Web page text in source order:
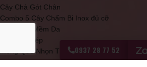
Cây Chà Gót Chân
Combo 5 Cây Chấm Bi Inox đủ cỡ
Kem Làm Mềm Da
Kềm mạ thép
Móng Que Nhọn Tập Sơn0937 28 77 52